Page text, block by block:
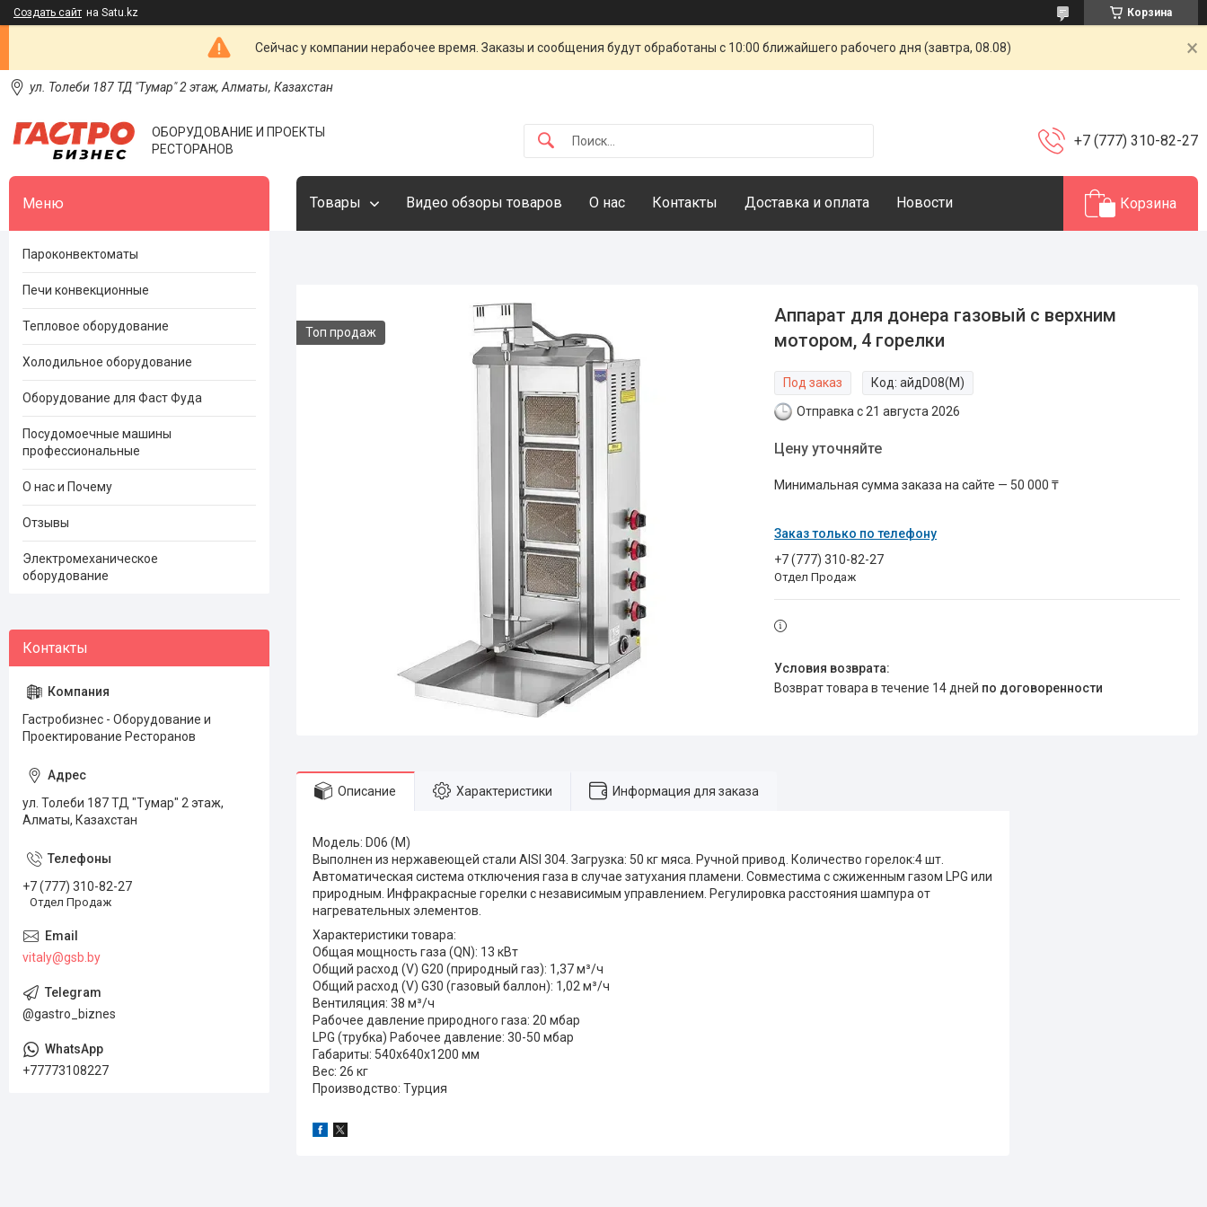
Создать сайт на Satu.kz Корзина
Сейчас у компании нерабочее время. Заказы и сообщения будут обработаны с 10:00 ближайшего рабочего дня (завтра, 08.08)
ул. Толеби 187 ТД "Тумар" 2 этаж, Алматы, Казахстан
ОБОРУДОВАНИЕ И ПРОЕКТЫ
РЕСТОРАНОВ
+7 (777) 310-82-27
Товары Видео обзоры товаров О нас Контакты Доставка и оплата Новости Корзина
Топ продаж
Аппарат для донера газовый с верхним
мотором, 4 горелки
Под заказ Код:айдD08(M)
Отправка с 21 августа 2026
Цену уточняйте
Минимальная сумма заказа на сайте — 50 000 ₸
Заказ только по телефону
+7 (777) 310-82-27
Отдел Продаж
возврат товара в течение 14 дней по договоренности
Описание Характеристики Информация для заказа
Модель: D06 (М)
Выполнен из нержавеющей стали AISI 304. Загрузка: 50 кг мяса. Ручной привод. Количество горелок:4 шт.
Автоматическая система отключения газа в случае затухания пламени. Совместима с сжиженным газом LPG или
природным. Инфракрасные горелки с независимым управлением. Регулировка расстояния шампура от
нагревательных элементов.
Характеристики товара:
Общая мощность газа (QN): 13 кВт
Общий расход (V) G20 (природный газ): 1,37 м³/ч
Общий расход (V) G30 (газовый баллон): 1,02 м³/ч
Вентиляция: 38 м³/ч
Рабочее давление природного газа: 20 мбар
LPG (трубка) Рабочее давление: 30-50 мбар
Габариты: 540х640х1200 мм
Вес: 26 кг
Производство: Турция
Пароконвектоматы
Печи конвекционные
Тепловое оборудование
Холодильное оборудование
Оборудование для Фаст Фуда
Посудомоечные машины
профессиональные
О нас и Почему
Отзывы
Электромеханическое
оборудование
Гастробизнес - Оборудование и
Проектирование Ресторанов
ул. Толеби 187 ТД "Тумар" 2 этаж,
Алматы, Казахстан
+7 (777) 310-82-27
Отдел Продаж
vitaly@gsb.by
@gastro_biznes
+77773108227